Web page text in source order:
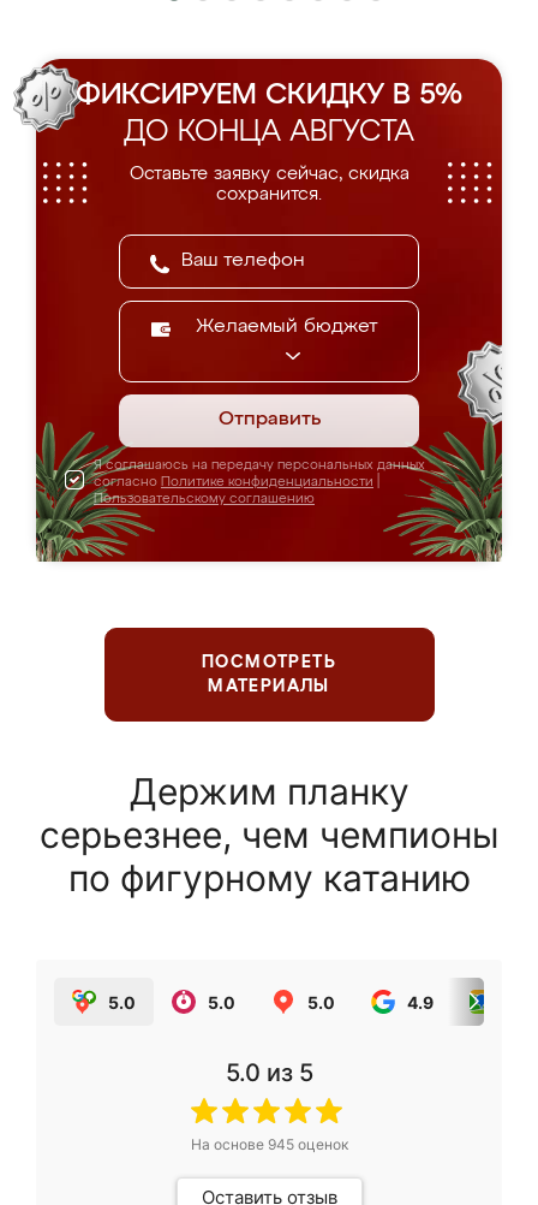
ФИКСИРУЕМ СКИДКУ В 5%
ДО КОНЦА АВГУСТА
Оставьте заявку сейчас, скидка
сохранится.
Желаемый бюджет
Отправить
Я соглашаюсь на передачу персональных данных
согласно Политике конфиденциальности
Пользовательскому соглашению
ПОСМОТРЕТЬ
МАТЕРИАЛЫ
Держим планку
серьезнее, чем чемпионы
по фигурному катанию
5.0 5.0 5.0 4.9
5.0 из 5
На основе 945оценок
Оставить отзыв